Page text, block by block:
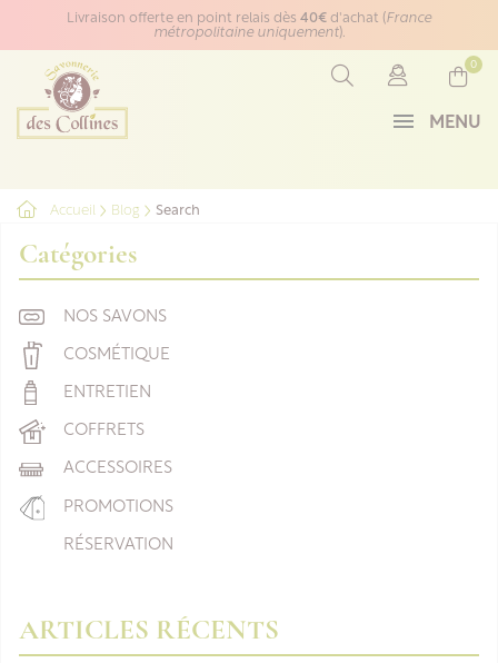
Panneau de gestion des cookies
Livraison offerte en point relais dès 40€ d'achat (France
métropolitaine uniquement).
MENU
0
Accueil Blog Search
Catégories
NOS SAVONS
COSMÉTIQUE
ENTRETIEN
COFFRETS
ACCESSOIRES
PROMOTIONS
RÉSERVATION
ARTICLES RÉCENTS